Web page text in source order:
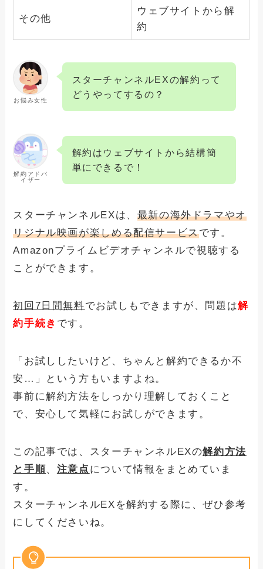
に課金を止める方法と注意事項
Huluを解約する方法と注意事項！アカウ
その他
ウェブサイトから解
約
お悩み女性
スターチャンネルEXの解約って
どうやってするの？
解約アドバ
イザー
解約はウェブサイトから結構簡
単にできるで！
スターチャンネルEXは、 最新の海外ドラマやオ
リジナル映画が楽しめる配信サービスです。
Amazonプライムビデオチャンネルで視聴する
ことができます。
初回7日間無料でお試しもできますが、問題は解
約手続き です。
「お試ししたいけど、ちゃんと解約できるか不
安…」という方もいますよね。
事前に解約方法をしっかり理解しておくこと
で、安心して気軽にお試しができます。
この記事では、スターチャンネルEXの解約方法
と手順、 注意点 について情報をまとめていま
す。
スターチャンネルEXを解約する際に、ぜひ参考
にしてくださいね。